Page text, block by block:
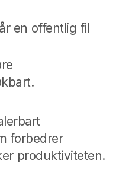
en offentlig fil
forbedrer
produktiviteten.